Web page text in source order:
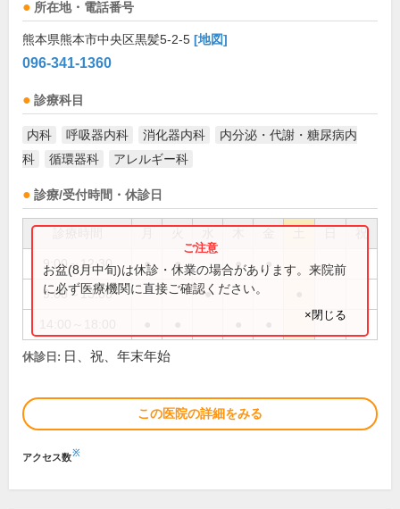
所在地・電話番号
熊本県熊本市中央区黒髪5-2-5 [地図]
096-341-1360
診療科目
内科 呼吸器内科 消化器内科
内分泌・代謝・糖尿病内
科
循環器科 アレルギー科
診療/受付時間・休診日
祝
9:00～12:30 ● ● ● ●
9:00～13:00 ●
お盆(8月中旬)は休診・休業の場合があります。来院前
に必ず医療機関に直接ご確認ください。
×閉じる
休診日: 日、祝、年末年始
この医院の詳細をみる
アクセス数※